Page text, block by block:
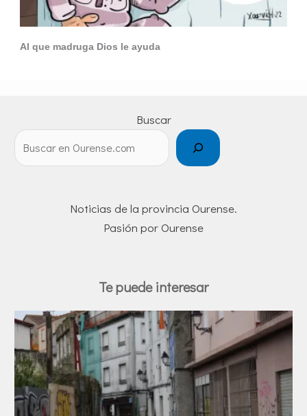
Al que madruga Dios le ayuda
Buscar
Noticias de la provincia Ourense.
Pasión por Ourense
Te puede interesar